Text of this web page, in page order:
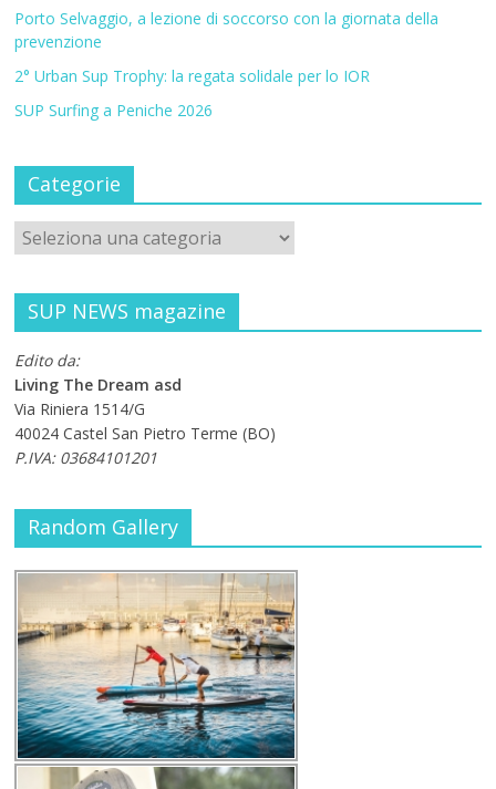
Porto Selvaggio, a lezione di soccorso con la giornata della
prevenzione
2° Urban Sup Trophy: la regata solidale per lo IOR
SUP Surfing a Peniche 2026
Categorie
SUP NEWS magazine
Edito da:
Living The Dream asd
Via Riniera 1514/G
40024 Castel San Pietro Terme (BO)
P.IVA: 03684101201
Random Gallery